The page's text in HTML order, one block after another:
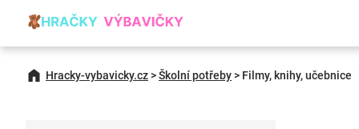
Hracky-vybavicky.cz>Školní potřeby> Filmy, knihy, učebnice